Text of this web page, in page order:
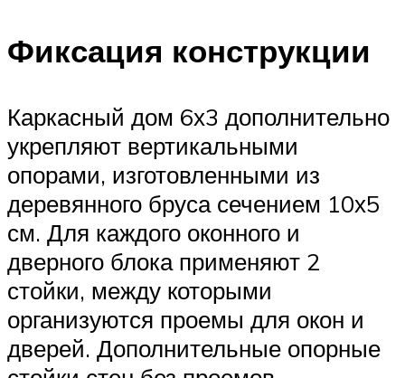
Фиксация конструкции
Каркасный дом 6х3 дополнительно
укрепляют вертикальными
опорами, изготовленными из
деревянного бруса сечением 10х5
см. Для каждого оконного и
дверного блока применяют 2
стойки, между которыми
организуются проемы для окон и
дверей. Дополнительные опорные